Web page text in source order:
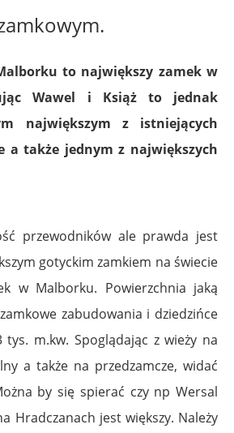
to największy zamek w
Wawel i Książ to jednak
największym z istniejących
a także jednym z największych
przewodników ale prawda jest
gotyckim zamkiem na świecie
w Malborku. Powierzchnia jaką
zabudowania i dziedzińce
m.kw. Spoglądając z wieży na
a także na przedzamcze, widać
by się spierać czy np Wersal
Hradczanach jest większy. Należy